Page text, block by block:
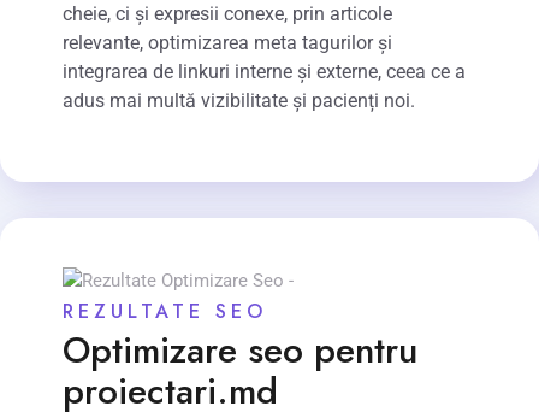
cheie, ci și expresii conexe, prin articole
relevante, optimizarea meta tagurilor și
integrarea de linkuri interne și externe, ceea ce a
adus mai multă vizibilitate și pacienți noi.
REZULTATE SEO
Optimizare seo pentru
proiectari.md